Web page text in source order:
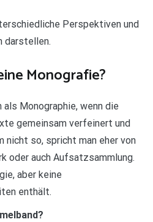
Perspektiven und
darstellen.
Monografie?
als Monographie, wenn die
gemeinsam verfeinert und
nicht so, spricht man eher von
oder auch Aufsatzsammlung.
aber keine
enthält.